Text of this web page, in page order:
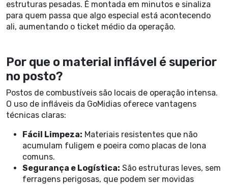
estruturas pesadas. É montada em minutos e sinaliza
para quem passa que algo especial está acontecendo
ali, aumentando o ticket médio da operação.
Por que o material inflável é superior
no posto?
Postos de combustíveis são locais de operação intensa.
O uso de infláveis da GoMidias oferece vantagens
técnicas claras:
Fácil Limpeza: Materiais resistentes que não
acumulam fuligem e poeira como placas de lona
comuns.
Segurança e Logística: São estruturas leves, sem
ferragens perigosas, que podem ser movidas